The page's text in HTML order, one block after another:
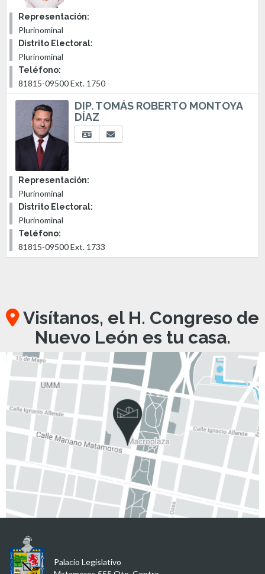
Representación:
Plurinominal
Distrito Electoral:
Plurinominal
Teléfono:
81815-09500 Ext. 1750
DIP. TOMÁS ROBERTO MONTOYA
DÍAZ
Representación:
Plurinominal
Distrito Electoral:
Plurinominal
Teléfono:
81815-09500 Ext. 1733
Visítanos, el H. Congreso de
Nuevo León es tu casa.
Palacio Legislativo